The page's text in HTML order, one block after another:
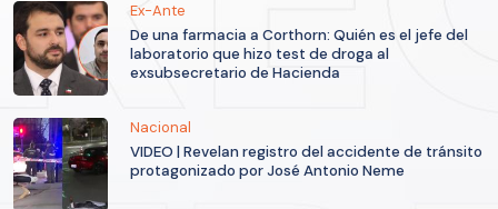
Ex-Ante
De una farmacia a Corthorn: Quién es el jefe del
laboratorio que hizo test de droga al
exsubsecretario de Hacienda
Nacional
VIDEO | Revelan registro del accidente de tránsito
protagonizado por José Antonio Neme